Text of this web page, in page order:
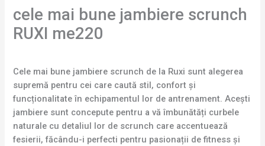
cele mai bune jambiere scrunch
RUXI me220
Cele mai bune jambiere scrunch de la Ruxi sunt alegerea
supremă pentru cei care caută stil, confort și
funcționalitate în echipamentul lor de antrenament. Acești
jambiere sunt concepute pentru a vă îmbunătăți curbele
naturale cu detaliul lor de scrunch care accentuează
fesierii, făcându-i perfecti pentru pasionații de fitness și